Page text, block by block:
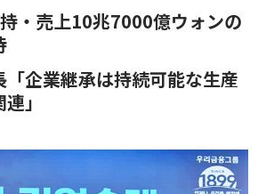
・売上10兆7000億ウォンの
「企業継承は持続可能な生産
」